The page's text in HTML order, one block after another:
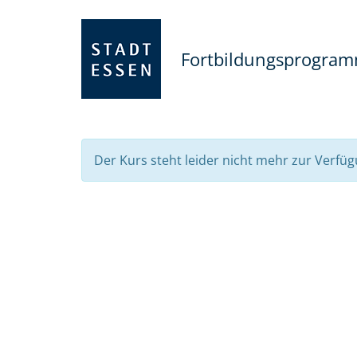
Der Kurs steht leider nicht mehr zur